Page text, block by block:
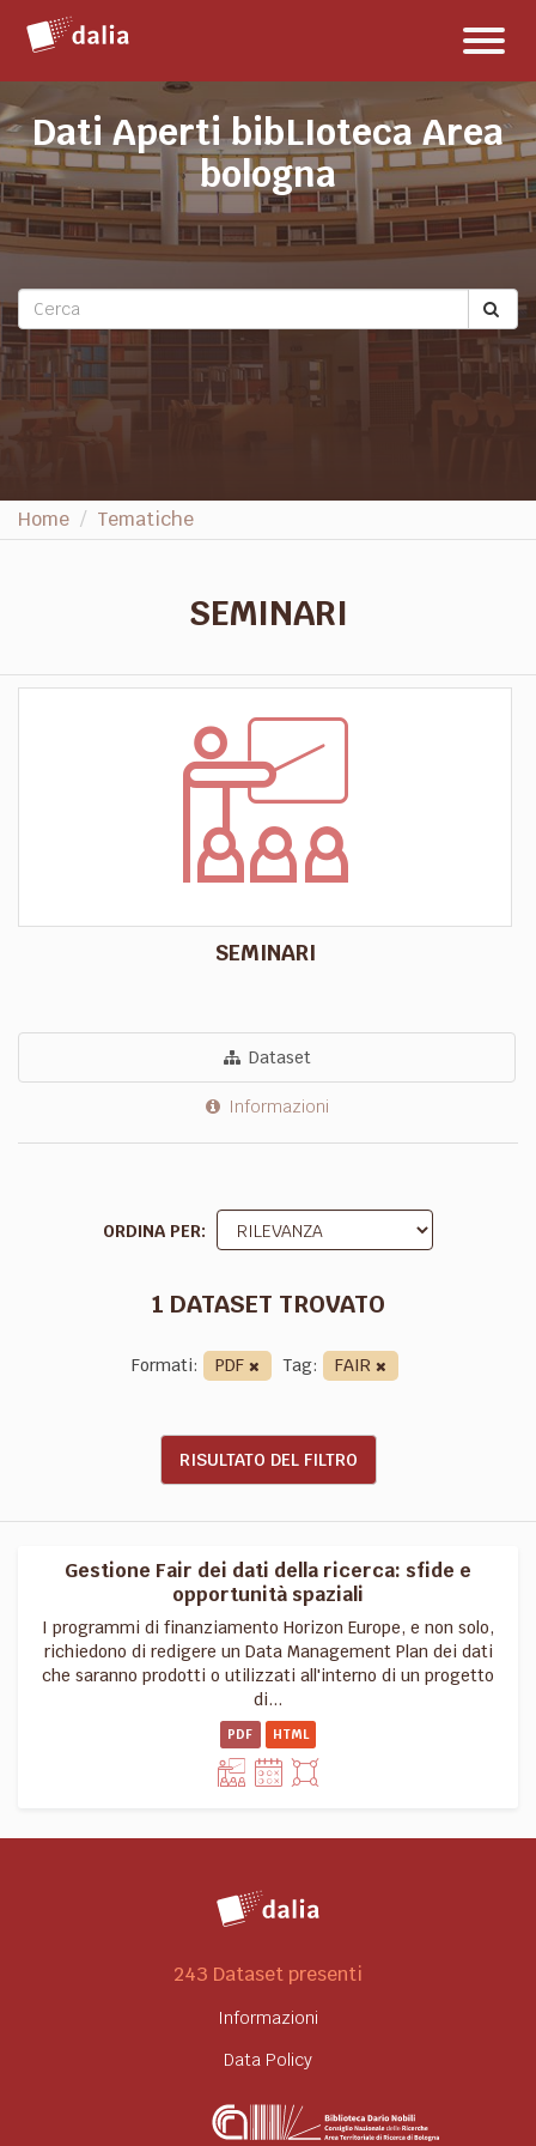
contenuto
Dati Aperti bibLIoteca Area
bologna
Home Tematiche
SEMINARI
SEMINARI
Dataset
Informazioni
ORDINA PER
1 DATASET TROVATO
Formati: PDF Tag: FAIR
RISULTATO DEL FILTRO
Gestione Fair dei dati della ricerca: sfide e
opportunità spaziali
I programmi di finanziamento Horizon Europe, e non solo,
richiedono di redigere un Data Management Plan dei dati
che saranno prodotti o utilizzati all'interno di un progetto
di...
PDF HTML
243 Dataset presenti
Informazioni
Data Policy